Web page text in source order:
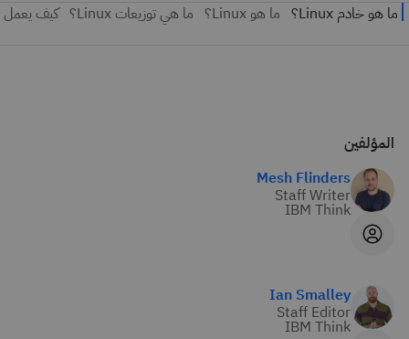
المؤلفين
Mesh Flinders
Staff Writer
IBM Think
Ian Smalley
Staff Editor
IBM Think